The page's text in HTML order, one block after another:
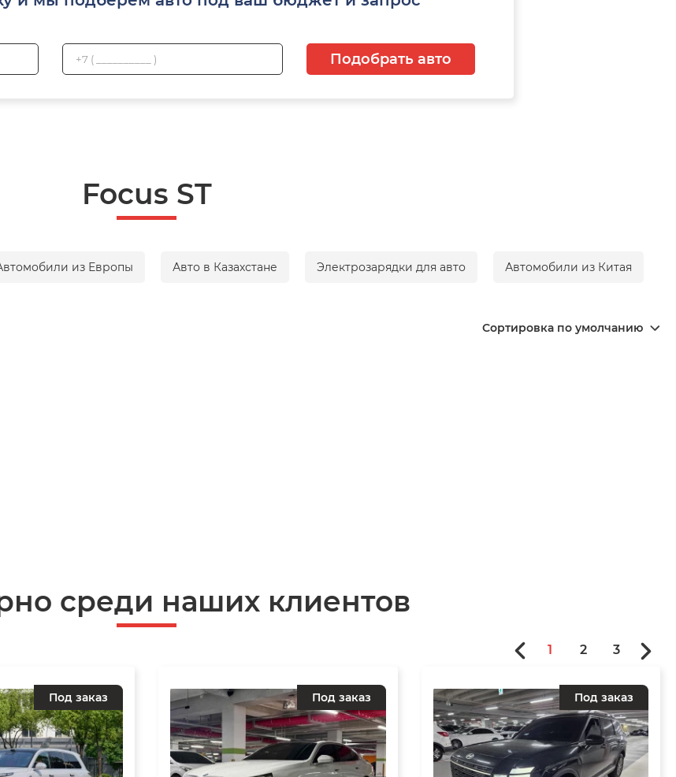
Подобрать авто
Focus ST
из Европы Авто в Казахстане Электрозарядки для авто Автомобили из Китая
Сортировка по умолчанию
среди наших клиентов
Под заказ Под заказ Под заказ
1 2 3